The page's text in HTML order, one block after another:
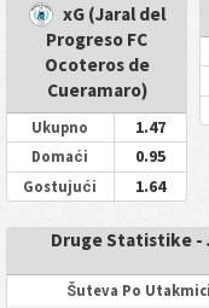
xG (Jaral del
Progreso FC
Ocoteros de
Cueramaro)
Ukupno 1.47
Domaći 0.95
Gostujući 1.64
Druge Statistike -
Šuteva Po Utakmici